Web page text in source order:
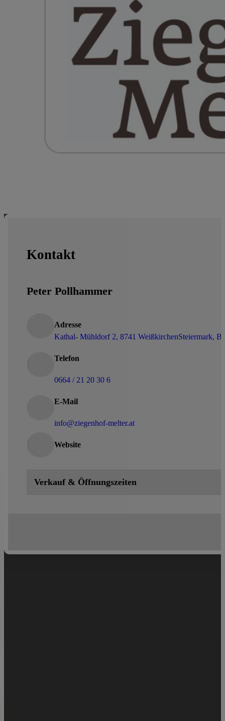
Kontakt
Peter Pollhammer
Adresse
Kathal- Mühldorf 2, 8741 WeißkirchenSteiermark,
Telefon
0664 / 21 20 30 6
E-Mail
info@ziegenhof-melter.at
Website
Verkauf & Öffnungszeiten